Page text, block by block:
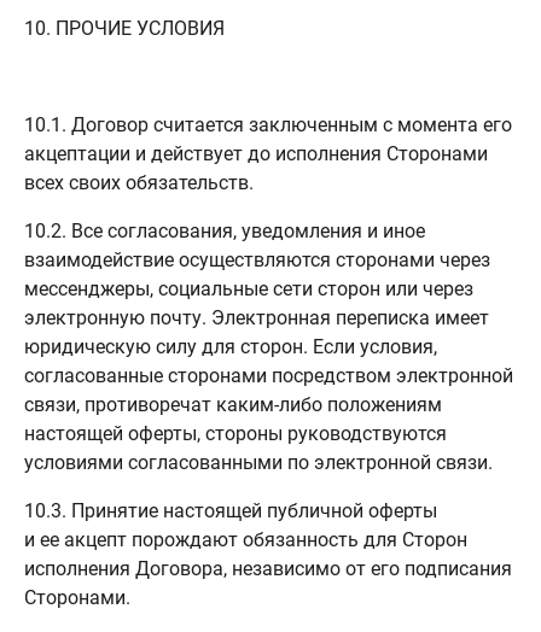
10. ПРОЧИЕ УСЛОВИЯ
10.1. Договор считается заключенным с момента его
акцептации и действует до исполнения Сторонами
всех своих обязательств.
10.2. Все согласования, уведомления и иное
взаимодействие осуществляются сторонами через
мессенджеры, социальные сети сторон или через
электронную почту. Электронная переписка имеет
юридическую силу для сторон. Если условия,
согласованные сторонами посредством электронной
связи, противоречат каким-либо положениям
настоящей оферты, стороны руководствуются
условиями согласованными по электронной связи.
10.3. Принятие настоящей публичной оферты
и ее акцепт порождают обязанность для Сторон
исполнения Договора, независимо от его подписания
Сторонами.